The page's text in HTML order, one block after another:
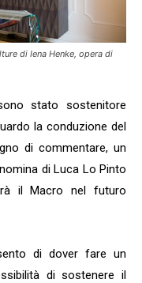
di Iena Henke, opera di
stato sostenitore
la conduzione del
di commentare, un
di Luca Lo Pinto
il Macro nel futuro
di dover fare un
di sostenere il